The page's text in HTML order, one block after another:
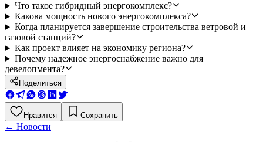
Что такое гибридный энергокомплекс?
Какова мощность нового энергокомплекса?
Когда планируется завершение строительства ветровой и
газовой станций?
Как проект влияет на экономику региона?
Почему надежное энергоснабжение важно для
девелопмента?
Поделиться
Нравится Сохранить
← Новости